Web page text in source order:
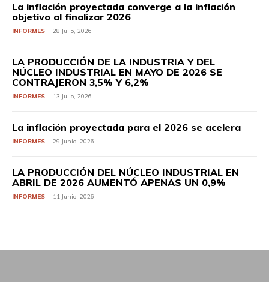
La inflación proyectada converge a la inflación
objetivo al finalizar 2026
INFORMES 28 Julio, 2026
LA PRODUCCIÓN DE LA INDUSTRIA Y DEL
NÚCLEO INDUSTRIAL EN MAYO DE 2026 SE
CONTRAJERON 3,5% Y 6,2%
INFORMES 13 Julio, 2026
La inflación proyectada para el 2026 se acelera
INFORMES 29 Junio, 2026
LA PRODUCCIÓN DEL NÚCLEO INDUSTRIAL EN
ABRIL DE 2026 AUMENTÓ APENAS UN 0,9%
INFORMES 11 Junio, 2026